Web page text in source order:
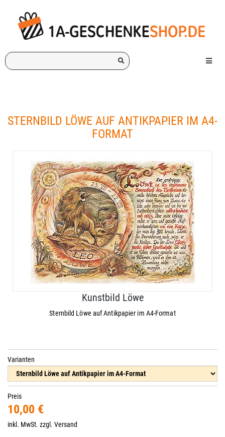
Ich
suche
Menü
STERNBILD LÖWE AUF ANTIKPAPIER IM A4-
FORMAT
Kunstbild Löwe
Sternbild Löwe auf Antikpapier im A4-Format
Varianten
Preis
10,00 €
inkl. MwSt. zzgl. Versand